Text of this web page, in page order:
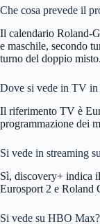
Che cosa prevede il
Il calendario Roland-
e maschile, secondo
turno del doppio misto.
Dove si vede in TV in
Il riferimento TV è
programmazione dei
Si vede in streaming
Sì, discovery+ indica
Eurosport 2 e Roland
Si vede su HBO Max?